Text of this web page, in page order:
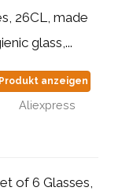
26CL, made
glass,...
Produkt anzeigen
Aliexpress
of 6 Glasses,